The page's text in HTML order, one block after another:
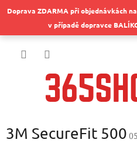
naDoprava ZDARMA při objednávkách
v případě dopravce
3M SecureFit 500